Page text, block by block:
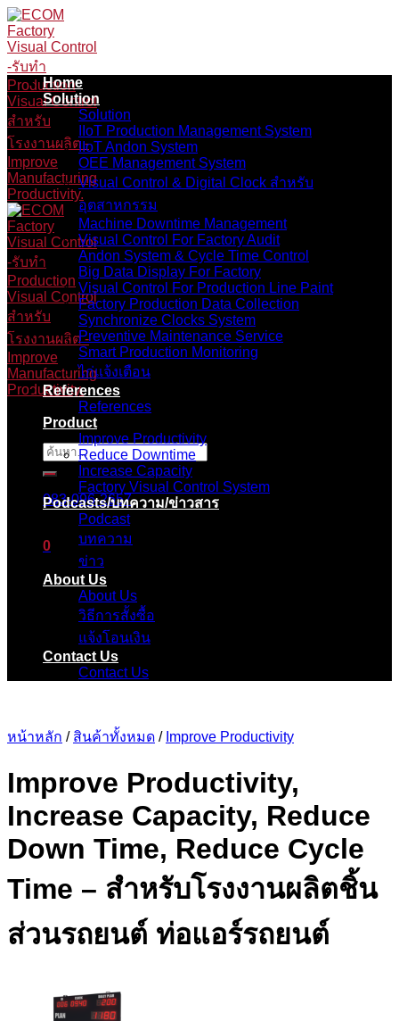
Skip
to
content
ค้นหา:
083-096-2657
0
ตะกร้าสินค้า
ไม่มีสินค้าในตะกร้า
Home
Solution
Solution
IIoT Production Management System
IIoT Andon System
OEE Management System
Visual Control & Digital Clock สำหรับ
อุตสาหกรรม
Machine Downtime Management
Visual Control For Factory Audit
Andon System & Cycle Time Control
Big Data Display For Factory
Visual Control For Production Line Paint
Factory Production Data Collection
Synchronize Clocks System
Preventive Maintenance Service
Smart Production Monitoring
ไก่แจ้งเตือน
References
References
Product
Improve Productivity
Reduce Downtime
Increase Capacity
Factory Visual Control System
Podcasts/บทความ/ข่าวสาร
Podcast
บทความ
ข่าว
About Us
About Us
วิธีการสั้งซื้อ
แจ้งโอนเงิน
Contact Us
Contact Us
หน้าหลัก / สินค้าทั้งหมด / Improve Productivity
Improve Productivity,
Increase Capacity, Reduce
Down Time, Reduce Cycle
Time – สำหรับโรงงานผลิตชิ้น
ส่วนรถยนต์ ท่อแอร์รถยนต์